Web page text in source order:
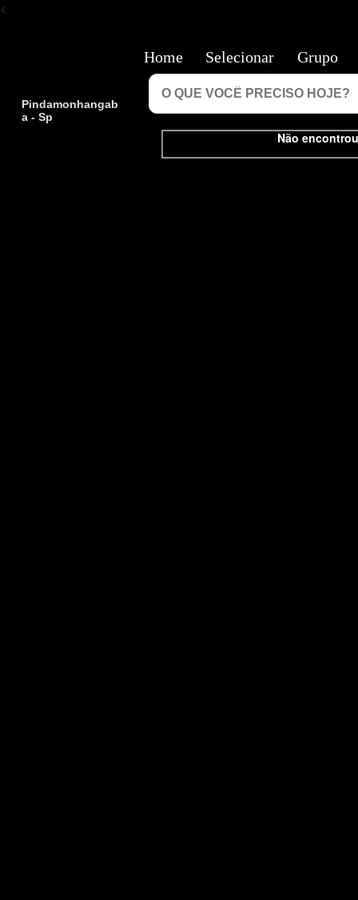
<
Pindamonhangab
a - Sp
Não
Home Selecionar Grupo